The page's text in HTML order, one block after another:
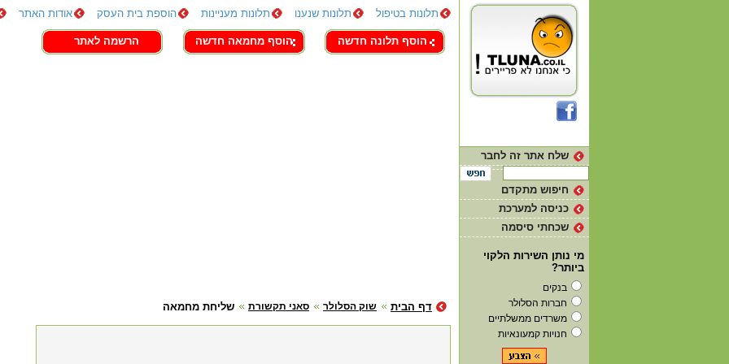
תלונות בטיפול תלונות שנענו תלונות מעניינות הוספת בית העסק אודות האתר
צור קשר
הוסף תלונה חדשה הוסף מחמאה חדשה הרשמה לאתר
שליחת מחמאה סאני תקשורת שוק הסלולר דף הבית
שלח אתר זה לחבר
חיפוש מתקדם
כניסה למערכת
שכחתי סיסמה
מי נותן השירות הלקוי
ביותר?
בנקים
חברות הסלולר
משרדים ממשלתיים
חנויות קמעונאיות